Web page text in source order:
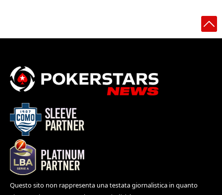
Questo sito non rappresenta una testata giornalistica in quanto